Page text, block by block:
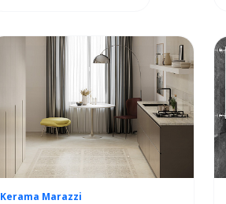
Kerama Marazzi